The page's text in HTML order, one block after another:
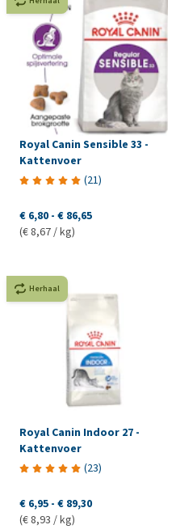
Royal Canin Sensible 33 -
Kattenvoer
(21)
€ 6,80 - € 86,65
(€ 8,67 / kg)
Herhaal
Royal Canin Indoor 27 -
Kattenvoer
(23)
€ 6,95 - € 89,30
(€ 8,93 / kg)